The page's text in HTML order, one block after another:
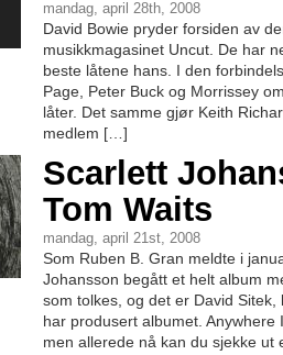
mandag, april 28th, 2008
David Bowie pryder forsiden av
musikkmagasinet Uncut. De har
beste låtene hans. I den
Page, Peter Buck og Morrissey
låter. Det samme gjør Keith
medlem […]
Scarlett
Tom Waits
mandag, april 21st, 2008
Som Ruben B. Gran meldte i
Johansson begått et helt album
som tolkes, og det er David
har produsert albumet.
men allerede nå kan du sjekke